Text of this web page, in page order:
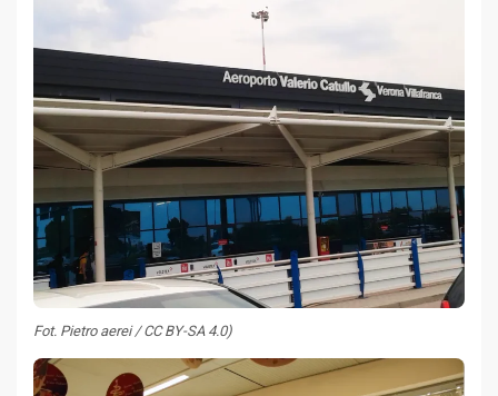
Fot. Pietro aerei / CC BY-SA 4.0)